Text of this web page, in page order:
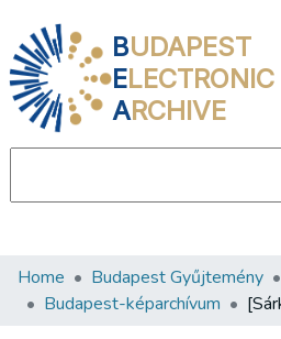
BUDAPEST
ELECTRONIC
ARCHIVE
Communities & Collections
Home Budapest Gyűjtemény
Budapest-képarchívum